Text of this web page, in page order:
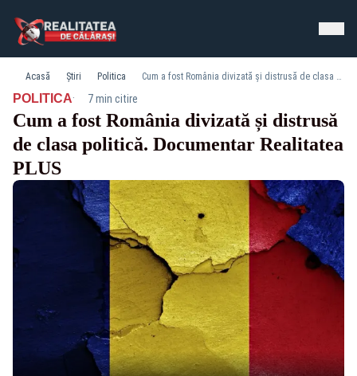
Acasă Știri Politica Cum a fost România divizată și distrusă de clasa politică. Documentar Realitatea PLUS
POLITICA· 7 min citire
Cum a fost România divizată și distrusă
de clasa politică. Documentar Realitatea
PLUS